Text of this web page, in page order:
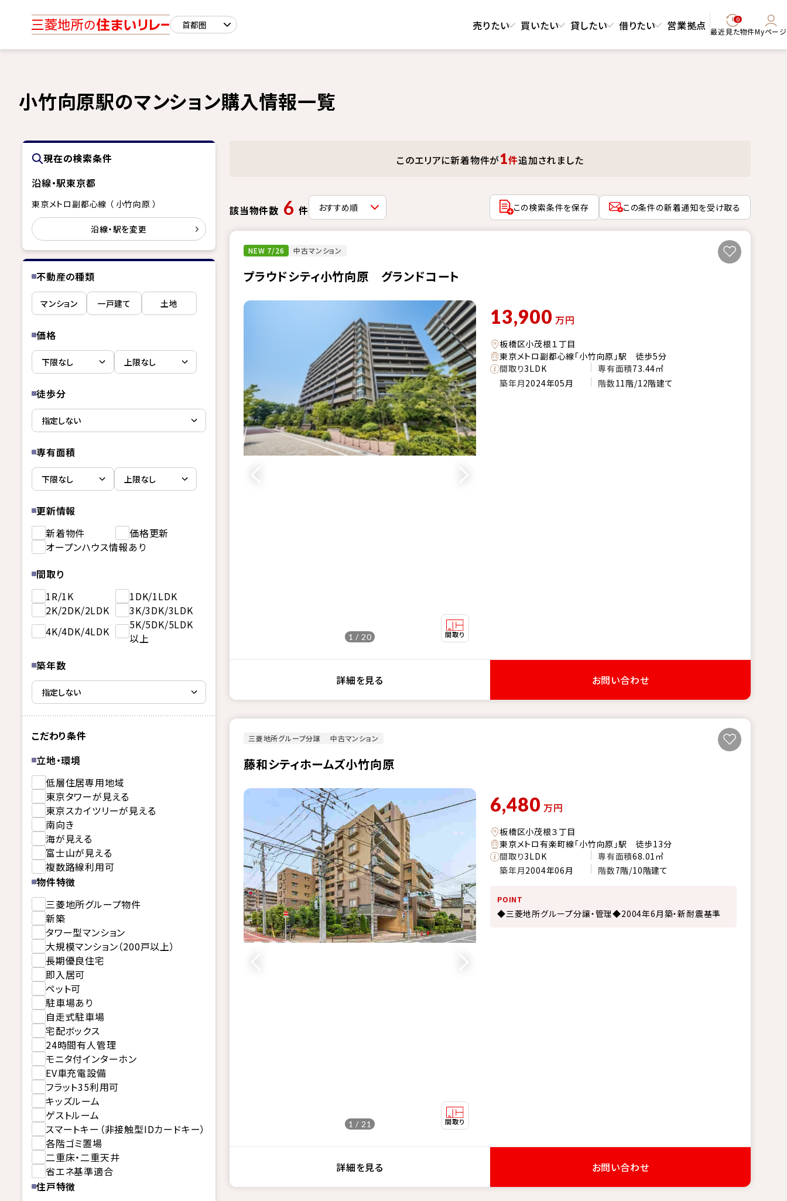
売りたい 買いたい 貸したい 借りたい 営業拠点 0
最近見た物件Myページ
小竹向原駅のマンション購入情報一覧
現在の検索条件
沿線・駅東京都
東京メトロ副都心線 （ 小竹向原 ）
沿線・駅を変更
不動産の種類
マンション 一戸建て 土地
価格
徒歩分
専有面積
更新情報
新着物件
価格更新
オープンハウス情報あり
間取り
1R/1K
1DK/1LDK
2K/2DK/2LDK
3K/3DK/3LDK
4K/4DK/4LDK
5K/5DK/5LDK
以上
築年数
こだわり条件
立地・環境
低層住居専用地域
東京タワーが見える
東京スカイツリーが見える
南向き
海が見える
富士山が見える
複数路線利用可
物件特徴
三菱地所グループ物件
新築
タワー型マンション
大規模マンション（200戸以上）
長期優良住宅
即入居可
ペット可
駐車場あり
自走式駐車場
宅配ボックス
24時間有人管理
モニタ付インターホン
EV車充電設備
フラット35利用可
キッズルーム
ゲストルーム
スマートキー（非接触型IDカードキー）
各階ゴミ置場
二重床・二重天井
省エネ基準適合
住戸特徴
このエリアに新着物件が1件追加されました
該当物件数 6 件 この検索条件を保存 この条件の新着通知を受け取る
NEW 7/26 中古マンション
プラウドシティ小竹向原 グランドコート
1 / 20
13,900 万円
板橋区小茂根１丁目
東京メトロ副都心線「小竹向原」駅 徒歩5分
間取り3LDK 専有面積73.44㎡
築年月2024年05月 階数11階/12階建て
詳細を見る お問い合わせ
三菱地所グループ分譲 中古マンション
藤和シティホームズ小竹向原
1 / 21
6,480 万円
板橋区小茂根３丁目
東京メトロ有楽町線「小竹向原」駅 徒歩13分
間取り3LDK 専有面積68.01㎡
築年月2004年06月 階数7階/10階建て
POINT
◆三菱地所グループ分譲・管理◆2004年6月築・新耐震基準
詳細を見る お問い合わせ